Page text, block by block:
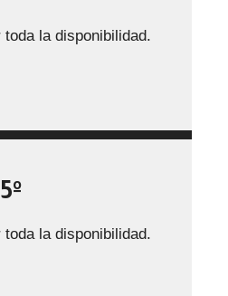
la disponibilidad.
la disponibilidad.